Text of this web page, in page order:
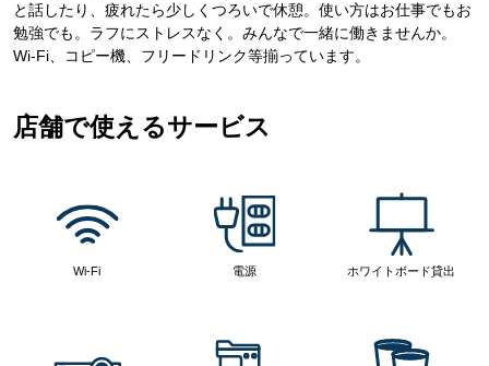
と話したり、疲れたら少しくつろいで休憩。使い方はお仕事でもお
勉強でも。ラフにストレスなく。みんなで一緒に働きませんか。
Wi-Fi、コピー機、フリードリンク等揃っています。
店舗で使えるサービス
Wi-Fi 電源 ホワイトボード貸出